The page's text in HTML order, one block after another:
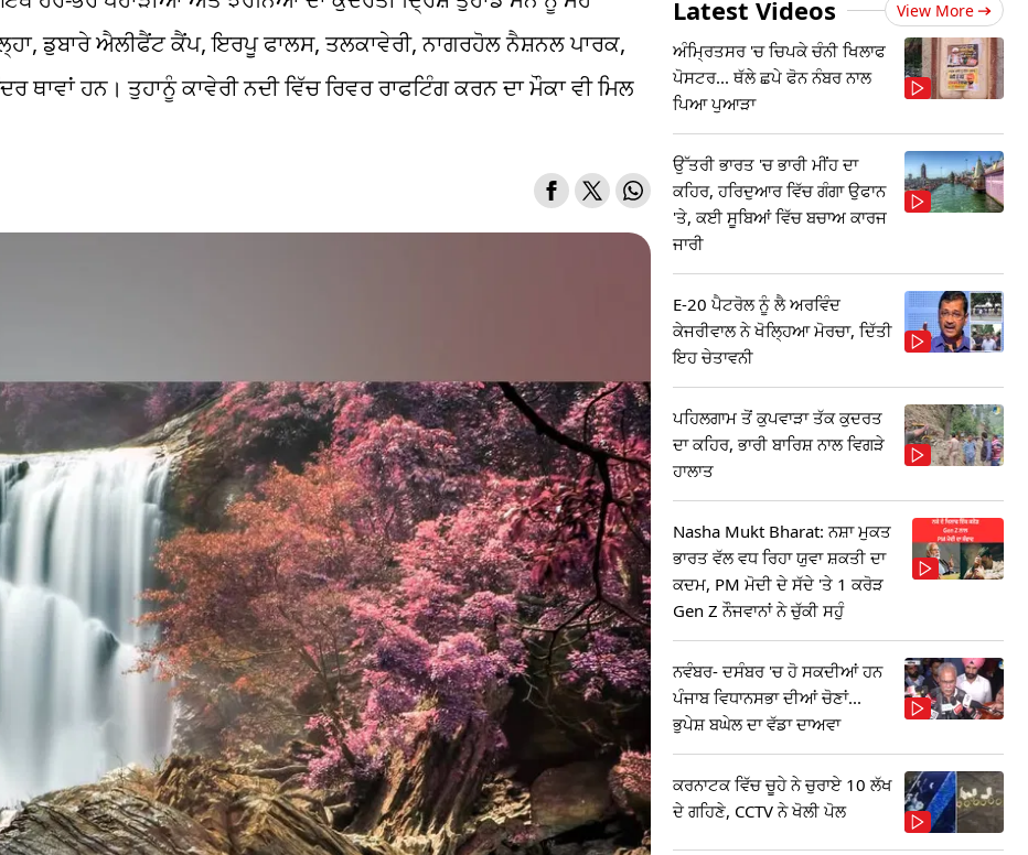
ਡੁਬਾਰੇ ਐਲੀਫੈਂਟ ਕੈਂਪ, ਇਰਪੂ ਫਾਲਸ, ਤਲਕਾਵੇਰੀ, ਨਾਗਰਹੋਲ ਨੈਸ਼ਨਲ ਪਾਰਕ,
ਹਨ। ਤੁਹਾਨੂੰ ਕਾਵੇਰੀ ਨਦੀ ਵਿੱਚ ਰਿਵਰ ਰਾਫਟਿੰਗ ਕਰਨ ਦਾ ਮੌਕਾ ਵੀ ਮਿਲ
Latest Videos View More
ਅੰਮ੍ਰਿਤਸਰ 'ਚ ਚਿਪਕੇ ਚੰਨੀ ਖਿਲਾਫ
ਪੋਸਟਰ... ਥੱਲੇ ਛਪੇ ਫੋਨ ਨੰਬਰ ਨਾਲ
ਪਿਆ ਪੁਆੜਾ
ਉੱਤਰੀ ਭਾਰਤ 'ਚ ਭਾਰੀ ਮੀਂਹ ਦਾ
ਕਹਿਰ, ਹਰਿਦੁਆਰ ਵਿੱਚ ਗੰਗਾ ਉਫਾਨ
'ਤੇ, ਕਈ ਸੂਬਿਆਂ ਵਿੱਚ ਬਚਾਅ ਕਾਰਜ
ਜਾਰੀ
E-20 ਪੈਟਰੋਲ ਨੂੰ ਲੈ ਅਰਵਿੰਦ
ਕੇਜਰੀਵਾਲ ਨੇ ਖੋਲ੍ਹਿਆ ਮੋਰਚਾ, ਦਿੱਤੀ
ਇਹ ਚੇਤਾਵਨੀ
ਪਹਿਲਗਾਮ ਤੋਂ ਕੁਪਵਾੜਾ ਤੱਕ ਕੁਦਰਤ
ਦਾ ਕਹਿਰ, ਭਾਰੀ ਬਾਰਿਸ਼ ਨਾਲ ਵਿਗੜੇ
ਹਾਲਾਤ
Nasha Mukt Bharat: ਨਸ਼ਾ ਮੁਕਤ
ਭਾਰਤ ਵੱਲ ਵਧ ਰਿਹਾ ਯੁਵਾ ਸ਼ਕਤੀ ਦਾ
ਕਦਮ, PM ਮੋਦੀ ਦੇ ਸੱਦੇ 'ਤੇ 1 ਕਰੋੜ
Gen Z ਨੌਜਵਾਨਾਂ ਨੇ ਚੁੱਕੀ ਸਹੁੰ
ਨਵੰਬਰ- ਦਸੰਬਰ 'ਚ ਹੋ ਸਕਦੀਆਂ ਹਨ
ਪੰਜਾਬ ਵਿਧਾਨਸਭਾ ਦੀਆਂ ਚੋਣਾਂ...
ਭੁਪੇਸ਼ ਬਘੇਲ ਦਾ ਵੱਡਾ ਦਾਅਵਾ
ਕਰਨਾਟਕ ਵਿੱਚ ਚੂਹੇ ਨੇ ਚੁਰਾਏ 10 ਲੱਖ
ਦੇ ਗਹਿਣੇ, CCTV ਨੇ ਖੋਲੀ ਪੋਲ